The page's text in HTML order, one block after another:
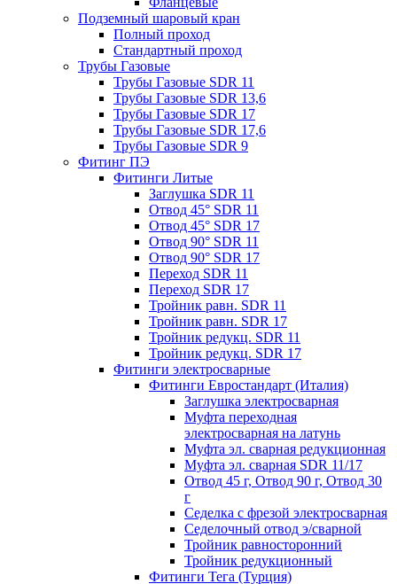
Подземный шаровый кран
Полный проход
Стандартный проход
Трубы Газовые
Трубы Газовые SDR 11
Трубы Газовые SDR 13,6
Трубы Газовые SDR 17
Трубы Газовые SDR 17,6
Трубы Газовые SDR 9
Фитинг ПЭ
Фитинги Литые
Заглушка SDR 11
Отвод 45° SDR 11
Отвод 45° SDR 17
Отвод 90° SDR 11
Отвод 90° SDR 17
Переход SDR 11
Переход SDR 17
Тройник равн. SDR 11
Тройник равн. SDR 17
Тройник редукц. SDR 11
Тройник редукц. SDR 17
Фитинги электросварные
Фитинги Евростандарт (Италия)
Заглушка электросварная
Муфта переходная
электросварная на латунь
Муфта эл. cварная редукционная
Муфта эл. сварная SDR 11/17
Отвод 45 г, Отвод 90 г, Отвод 30
г
Седелка с фрезой электросварная
Седелочный отвод э/сварной
Тройник равносторонний
Тройник редукционный
Фитинги Тега (Турция)